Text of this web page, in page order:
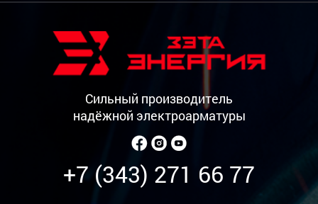
Сильный производитель
надёжной электроарматуры
+7 (343) 271 66 77